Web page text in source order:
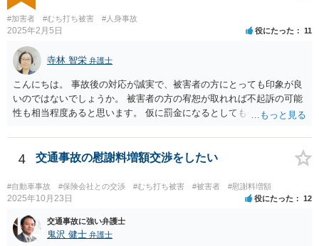
#加害者 #むち打ち被害 #人身事故
2025年2月5日 役にたった 11
寺林 智栄 弁護士
こんにちは。 事故後の対応が誠実で、被害者の方にとっても印象が良
いのではないでしょうか。 被害者の方の宥恕が取れれば不起訴の可能
性も相当程度あると思います。 仮に罰金になるとしても今回は略式の
ょう。 参考になれば幸いです。
4 交通事故の慰謝料増額交渉をしたい
#自動車事故 #保険会社との交渉 #むち打ち被害 #被害者 #慰謝料増額
2025年10月23日 役にたった 12
交通事故に強い弁護士
鬼沢 健士 弁護士